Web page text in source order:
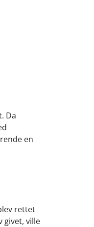
Da
en
rettet
givet, ville